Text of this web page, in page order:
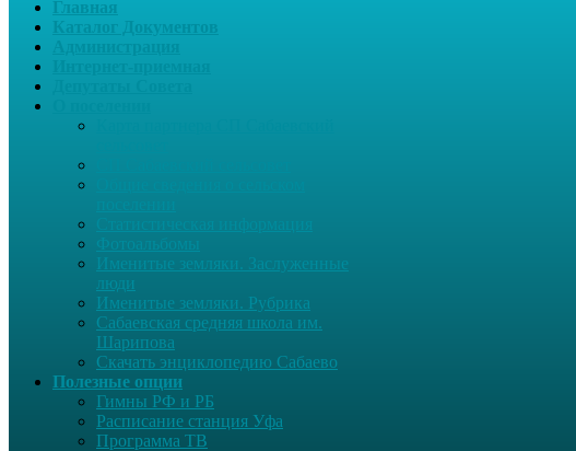
Главная
Каталог Документов
Фотоальбомы
Именитые земляки. Заслуженные
люди
Именитые земляки. Рубрика
Сабаевская средняя школа им.
Шарипова
Скачать энциклопедию Сабаево
Полезные опции
Гимны РФ и РБ
Расписание станция Уфа
Программа ТВ